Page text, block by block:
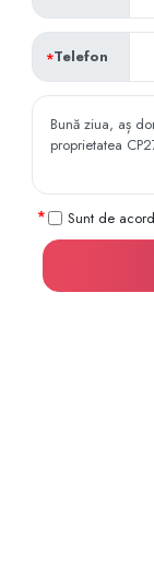
Telefon
Sunt de